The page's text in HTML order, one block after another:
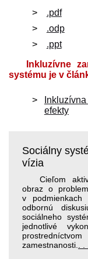
.pdf
.odp
.ppt
Inkluzívne
systému je v
efekty
Sociálny
vízia
Cieľom
obraz o
v
odbornú
sociálneho
jednotlivé
zamestnanosti.